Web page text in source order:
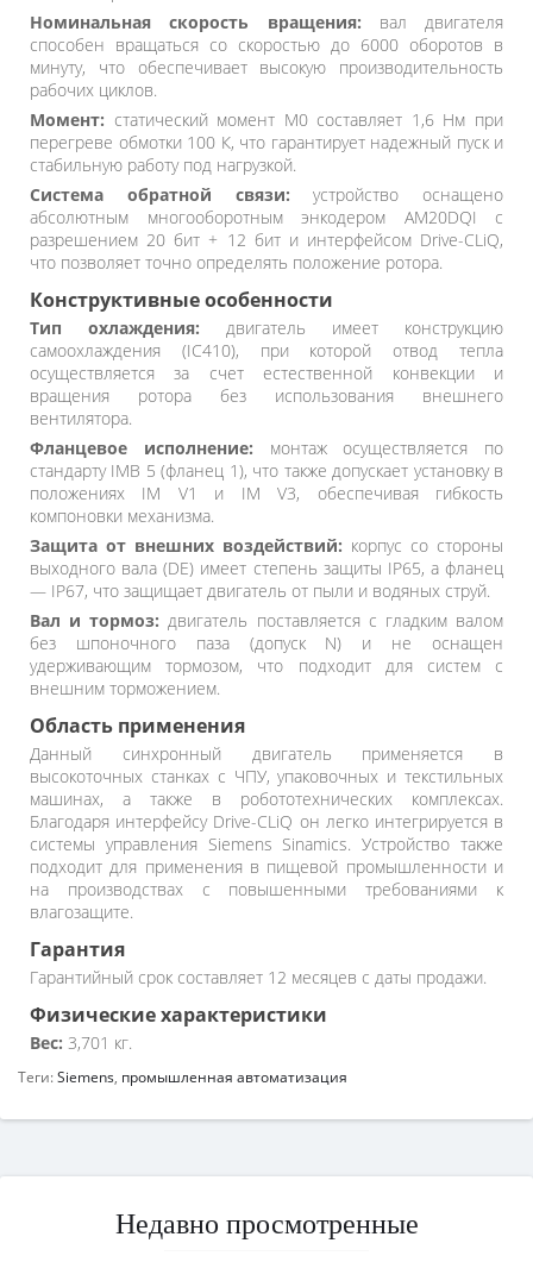
Номинальная скорость вращения: вал двигателя
способен вращаться со скоростью до 6000 оборотов в
минуту, что обеспечивает высокую производительность
рабочих циклов.
Момент: статический момент M0 составляет 1,6 Нм при
перегреве обмотки 100 К, что гарантирует надежный пуск и
стабильную работу под нагрузкой.
Система обратной связи: устройство оснащено
абсолютным многооборотным энкодером AM20DQI с
разрешением 20 бит + 12 бит и интерфейсом Drive-CLiQ,
что позволяет точно определять положение ротора.
Конструктивные особенности
Тип охлаждения: двигатель имеет конструкцию
самоохлаждения (IC410), при которой отвод тепла
осуществляется за счет естественной конвекции и
вращения ротора без использования внешнего
вентилятора.
Фланцевое исполнение: монтаж осуществляется по
стандарту IMB 5 (фланец 1), что также допускает установку в
положениях IM V1 и IM V3, обеспечивая гибкость
компоновки механизма.
Защита от внешних воздействий: корпус со стороны
выходного вала (DE) имеет степень защиты IP65, а фланец
— IP67, что защищает двигатель от пыли и водяных струй.
Вал и тормоз: двигатель поставляется с гладким валом
без шпоночного паза (допуск N) и не оснащен
удерживающим тормозом, что подходит для систем с
внешним торможением.
Область применения
Данный синхронный двигатель применяется в
высокоточных станках с ЧПУ, упаковочных и текстильных
машинах, а также в робототехнических комплексах.
Благодаря интерфейсу Drive-CLiQ он легко интегрируется в
системы управления Siemens Sinamics. Устройство также
подходит для применения в пищевой промышленности и
на производствах с повышенными требованиями к
влагозащите.
Гарантия
Гарантийный срок составляет 12 месяцев с даты продажи.
Физические характеристики
Вес: 3,701 кг.
Теги:Siemens, промышленная автоматизация
Недавно просмотренные